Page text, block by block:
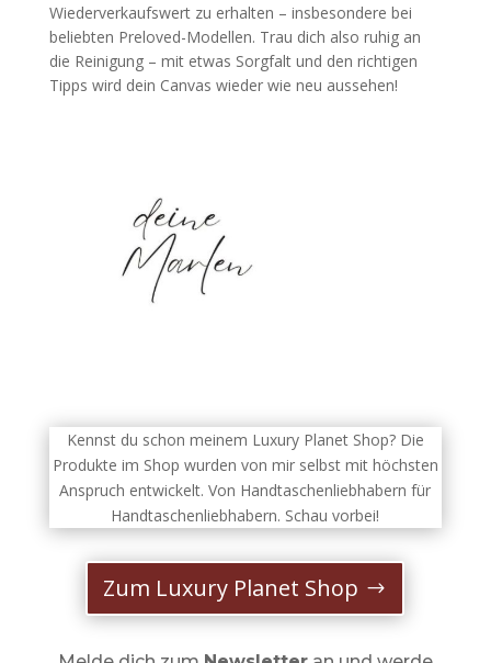
Wiederverkaufswert zu erhalten – insbesondere bei
beliebten Preloved-Modellen. Trau dich also ruhig an
die Reinigung – mit etwas Sorgfalt und den richtigen
Tipps wird dein Canvas wieder wie neu aussehen!
Kennst du schon meinem Luxury Planet Shop? Die
Produkte im Shop wurden von mir selbst mit höchsten
Anspruch entwickelt. Von Handtaschenliebhabern für
Handtaschenliebhabern. Schau vorbei!
Zum Luxury Planet Shop